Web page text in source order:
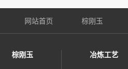
网站首页 棕刚玉
棕刚玉 冶炼工艺